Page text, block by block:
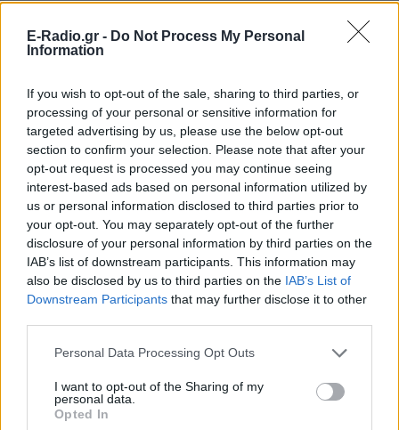
E-Radio.gr - Do Not Process My Personal
Information
If you wish to opt-out of the sale, sharing to third parties, or
processing of your personal or sensitive information for
targeted advertising by us, please use the below opt-out
section to confirm your selection. Please note that after your
opt-out request is processed you may continue seeing
interest-based ads based on personal information utilized by
us or personal information disclosed to third parties prior to
your opt-out. You may separately opt-out of the further
disclosure of your personal information by third parties on the
IAB’s list of downstream participants. This information may
also be disclosed by us to third parties on the IAB’s List of
Downstream Participants that may further disclose it to other
Personal Data Processing Opt Outs
I want to opt-out of the Sharing of my
personal data.
Opted In
ΔΕΙΤΕ ΕΠΙΣΗΣ
Πάνω από 45.000 διελεύσεις
ημερησίως στους Ευζώνους:
Μαζική άφιξη τουριστών από
τα Βαλκάνια
ΣΉΜΕΡΑ
Προσωρινή αναστολή των βιομετρικών
ελέγχων για να επισπευστεί η διέλευση
των ταξιδιωτών
Μύκονος: Ιταλοί τουρίστες
έκαναν «κλαμπ» βανάκι transfer
‑ Αντιδράσεις για το ξέφρενο
πάρτι
ΣΉΜΕΡΑ
ήταν σε κλαμπ